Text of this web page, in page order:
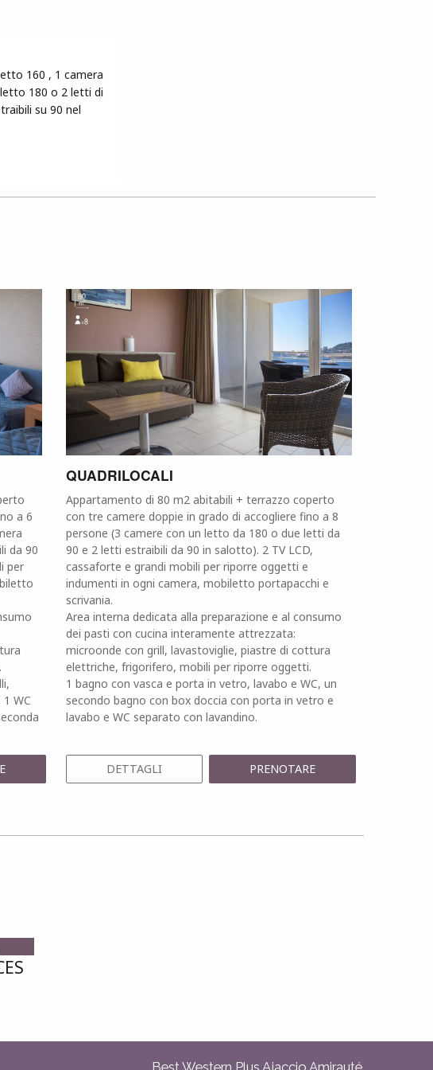
160 , 1 camera
180 o 2 letti di
su 90 nel
a 6
da 90
per
WC
QUADRILOCALI
Appartamento di 80 m2 abitabili + terrazzo coperto
con tre camere doppie in grado di accogliere fino a 8
persone (3 camere con un letto da 180 o due letti da
90 e 2 letti estraibili da 90 in salotto). 2 TV LCD,
cassaforte e grandi mobili per riporre oggetti e
indumenti in ogni camera, mobiletto portapacchi e
scrivania.
Area interna dedicata alla preparazione e al consumo
dei pasti con cucina interamente attrezzata:
microonde con grill, lavastoviglie, piastre di cottura
elettriche, frigorifero, mobili per riporre oggetti.
1 bagno con vasca e porta in vetro, lavabo e WC, un
secondo bagno con box doccia con porta in vetro e
lavabo e WC separato con lavandino.
DETTAGLI PRENOTARE
Best Western Plus Ajaccio Amirauté